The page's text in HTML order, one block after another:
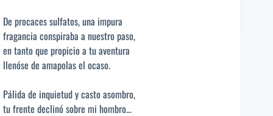
De procaces sulfatos, una impura
fragancia conspiraba a nuestro paso,
en tanto que propicio a tu aventura
llenóse de amapolas el ocaso.
Pálida de inquietud y casto asombro,
tu frente declinó sobre mi hombro…